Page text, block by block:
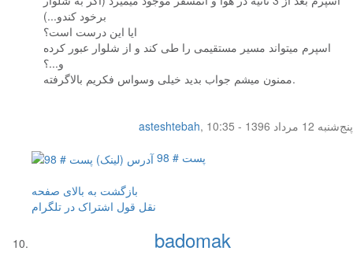
برخود کندو...)
ایا این درست است؟
اسپرم میتواند مسیر مستقیمی را طی کند و از شلوار عبور کرده
و...؟
ممنون میشم جواب بدید خیلی وسواس فکریم بالاگرفته.
asteshtebah,
پنج‌شنبه 12 مرداد 1396 - 10:35
پست # 98
بازگشت به بالای صفحه
نقل قول اشتراک در تلگرام
badomak